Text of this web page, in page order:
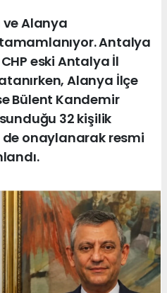
Alanya
Antalya
eski Antalya İl
Alanya İlçe
Bülent Kandemir
32 kişilik
onaylanarak resmi